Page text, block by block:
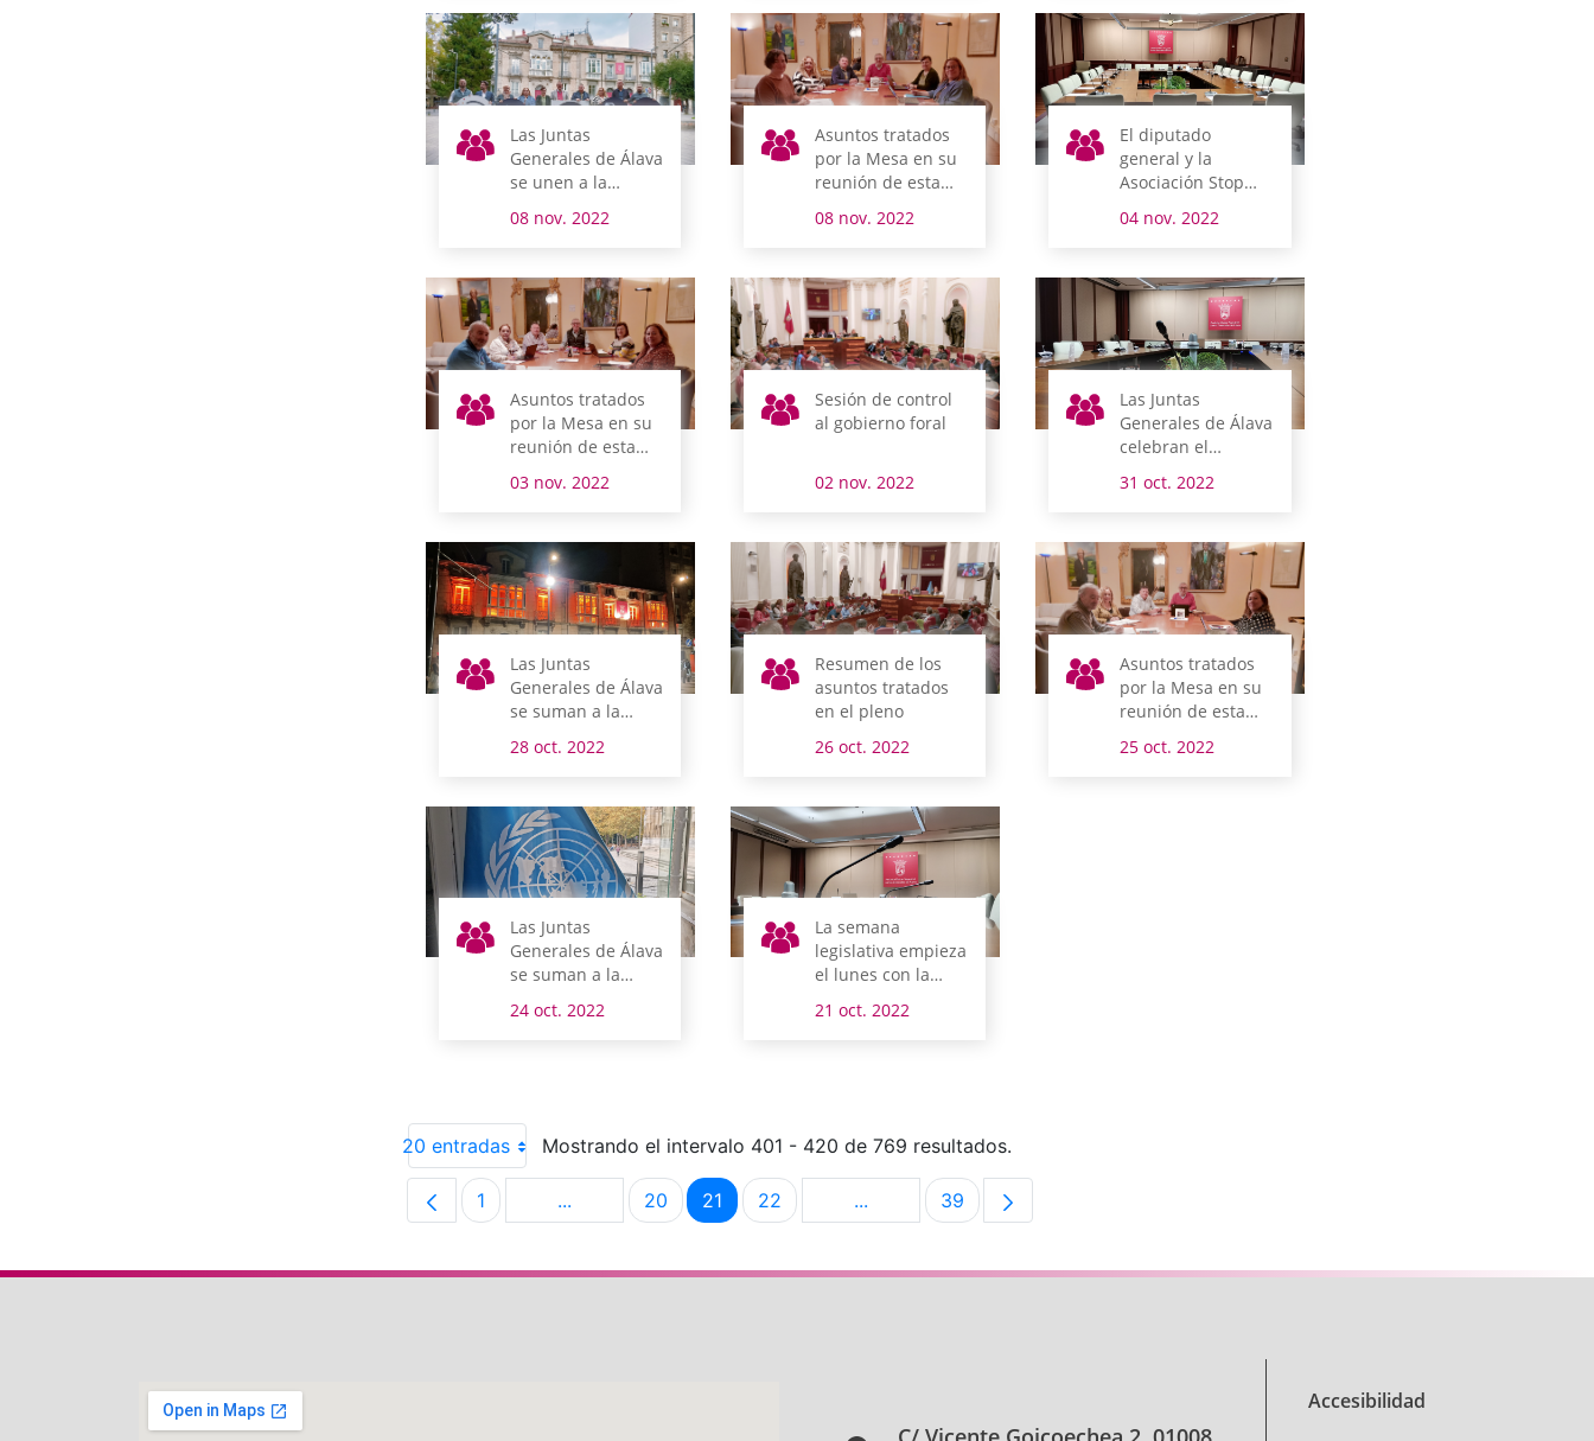
parlamentaria
Las Juntas
Generales de Álava
se unen a la
Euskaraldia
08 nov. 2022
Asuntos tratados
por la Mesa en su
reunión de esta
08 nov. 2022
El diputado
general y la
Asociación Stop
Género Digital
lunes en comisión
04 nov. 2022
Asuntos tratados
por la Mesa en su
reunión de esta
03 nov. 2022
Sesión de control
al gobierno foral
02 nov. 2022
Las Juntas
Generales de Álava
celebran el
nuevo pleno de
foral
31 oct. 2022
Las Juntas
Generales de Álava
se suman a la
del Día Mundial
28 oct. 2022
Resumen de los
asuntos tratados
en el pleno
26 oct. 2022
Asuntos tratados
por la Mesa en su
reunión de esta
25 oct. 2022
Las Juntas
Generales de Álava
se suman a la
del Día de las
24 oct. 2022
La semana
legislativa empieza
el lunes con la
comisión de Medio
21 oct. 2022
20 entradas Mostrando el intervalo 401 - 420 de 769 resultados.
Página
1 ...Páginas intermedias Use TAB para desplazarse.
Página
20 Página
21 Página
22 ...Páginas intermedias Use TAB para desplazarse.
Página
39
Accesibilidad